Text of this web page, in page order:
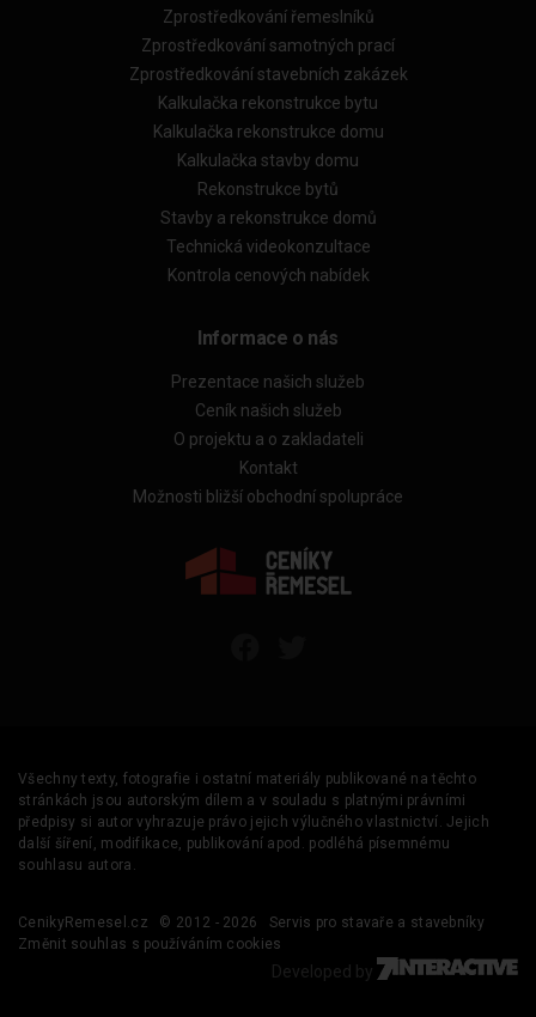
Zprostředkování řemeslníků
Zprostředkování samotných prací
Zprostředkování stavebních zakázek
Kalkulačka rekonstrukce bytu
Kalkulačka rekonstrukce domu
Kalkulačka stavby domu
Rekonstrukce bytů
Stavby a rekonstrukce domů
Technická videokonzultace
Kontrola cenových nabídek
Informace o nás
Prezentace našich služeb
Ceník našich služeb
O projektu a o zakladateli
Kontakt
Možnosti bližší obchodní spolupráce
Všechny texty, fotografie i ostatní materiály publikované na těchto
stránkách jsou autorským dílem a v souladu s platnými právními
předpisy si autor vyhrazuje právo jejich výlučného vlastnictví. Jejich
další šíření, modifikace, publikování apod. podléhá písemnému
souhlasu autora.
CenikyRemesel.cz © 2012 - 2026
Servis pro stavaře a stavebníky
Změnit souhlas s používáním cookies
Developed by